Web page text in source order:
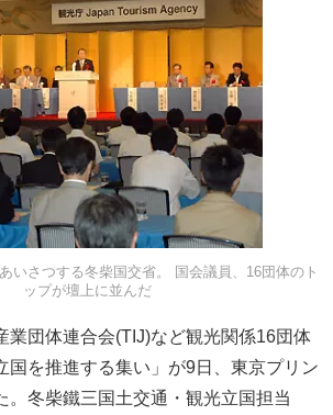
いさつする冬柴国交省。 国会議員、16団体のト
ップが壇上に並んだ
団体連合会(TIJ)など観光関係16団体
国を推進する集い」が9日、東京プリン
。冬柴鐵三国土交通・観光立国担当